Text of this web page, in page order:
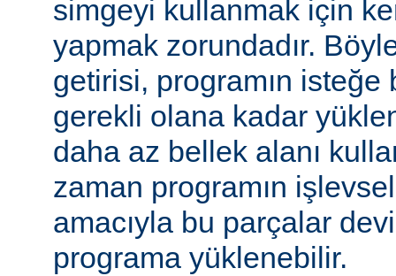
simgeyi kullanmak için
yapmak zorundadır.
getirisi, programın isteğe
gerekli olana kadar
daha az bellek alanı
zaman programın
amacıyla bu parçalar
programa yüklenebilir.